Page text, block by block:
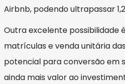
Airbnb, podendo ultrapassar
Outra excelente possibilidade
matrículas e venda unitária
potencial para conversão em
ainda mais valor ao